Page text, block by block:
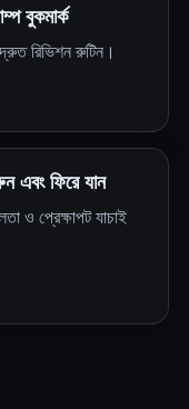
বুকমার্ক
রিভিশন রুটিন।
এবং ফিরে যান
ও প্রেক্ষাপট যাচাই